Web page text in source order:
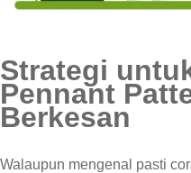
Strategi
Pennant
Berkesan
Walaupun mengenal pasti